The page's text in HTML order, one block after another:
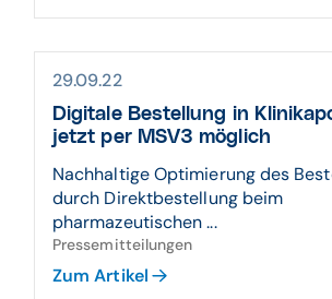
29.09.22
Digitale Bestellung in
jetzt per MSV3 möglich
Nachhaltige Optimierung des
durch Direktbestellung beim
pharmazeutischen ...
Pressemitteilungen
Zum Artikel